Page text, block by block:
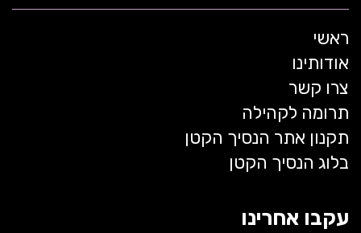
ראשי
אודותינו
צרו קשר
תרומה לקהילה
תקנון אתר הנסיך הקטן
בלוג הנסיך הקטן
עקבו אחרינו